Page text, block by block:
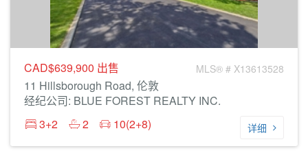
CAD$639,900 出售 MLS® # X13613528
11 Hillsborough Road, 伦敦
经纪公司: BLUE FOREST REALTY INC.
3+2
2 10(2+8) 详细